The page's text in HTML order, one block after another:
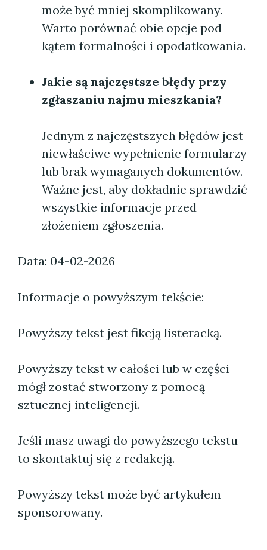
może być mniej skomplikowany.
Warto porównać obie opcje pod
kątem formalności i opodatkowania.
Jakie są najczęstsze błędy przy
zgłaszaniu najmu mieszkania?
Jednym z najczęstszych błędów jest
niewłaściwe wypełnienie formularzy
lub brak wymaganych dokumentów.
Ważne jest, aby dokładnie sprawdzić
wszystkie informacje przed
złożeniem zgłoszenia.
Data: 04-02-2026
Informacje o powyższym tekście:
Powyższy tekst jest fikcją listeracką.
Powyższy tekst w całości lub w części
mógł zostać stworzony z pomocą
sztucznej inteligencji.
Jeśli masz uwagi do powyższego tekstu
to skontaktuj się z redakcją.
Powyższy tekst może być artykułem
sponsorowany.